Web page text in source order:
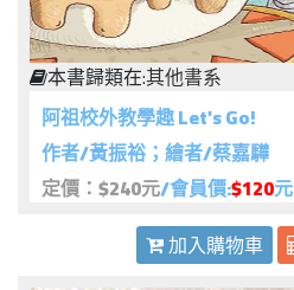
本書歸類在:其他書系
阿祖校外教學趣 Let's Go!
作者/黃振裕；繪者/蔡嘉驊
定價：$240元/會員價:$120元
加入購物車